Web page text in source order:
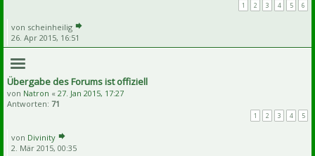
1 2 3 4 5 6
von scheinheilig
26. Apr 2015, 16:51
Übergabe des Forums ist offiziell
von Natron « 27. Jan 2015, 17:27
Antworten: 71
1 2 3 4 5
von Divinity
2. Mär 2015, 00:35